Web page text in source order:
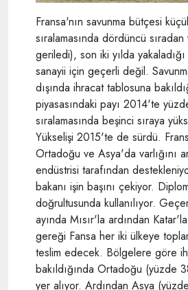
Fransa'nın savunma bütçesi
sıralamasında dördüncü
geriledi), son iki yılda
sanayii için geçerli değil.
dışında ihracat tablosuna
piyasasındaki payı 2014'te
sıralamasında beşinci sıraya
Yükselişi 2015'te de sürdü.
Ortadoğu ve Asya'da varlığını
endüstrisi tarafından
bakanı işin başını çekiyor.
doğrultusunda kullanılıyor.
ayında Mısır'la ardından
gereği Fansa her iki ülkeye
teslim edecek. Bölgelere göre
bakıldığında Ortadoğu (yüzde
yer alıyor. Ardından Asya